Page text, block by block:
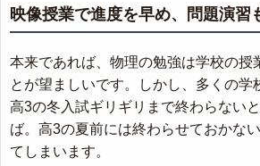
映像授業で進度を早め、問題演習
本来であれば、物理の勉強は学校の授
とが望ましいです。しかし、多くの学
高3の冬入試ギリギリまで終わらない
ば。高3の夏前には終わらせておかな
てしまいます。